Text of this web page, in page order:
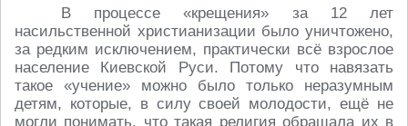
В процессе «крещения» за 12 лет
насильственной христианизации было уничтожено,
за редким исключением, практически всё взрослое
население Киевской Руси. Потому что навязать
такое «учение» можно было только неразумным
детям, которые, в силу своей молодости, ещё не
могли понимать, что такая религия обращала их в